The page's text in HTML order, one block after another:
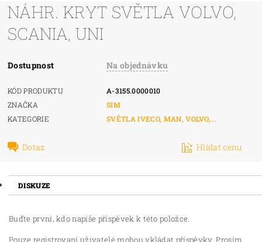
NÁHR. KRYT SVĚTLA VOLVO,
SCANIA, UNI
Dostupnost Na objednávku
KÓD PRODUKTU
A-3155.0000010
ZNAČKA
SIM
KATEGORIE
SVĚTLA IVECO, MAN, VOLVO,...
Dotaz Hlídat cenu
DISKUZE
Buďte první, kdo napíše příspěvek k této položce.
Pouze registrovaní uživatelé mohou vkládat příspěvky. Prosím